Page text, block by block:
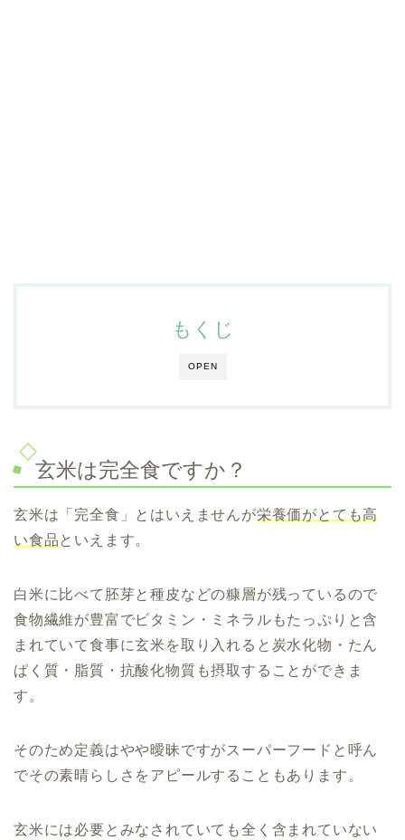
OPEN
もくじ
玄米は完全食ですか？
玄米は「完全食」とはいえませんが栄養価がとても高
い食品といえます。
白米に比べて胚芽と種皮などの糠層が残っているので
食物繊維が豊富でビタミン・ミネラルもたっぷりと含
まれていて食事に玄米を取り入れると炭水化物・たん
ぱく質・脂質・抗酸化物質も摂取することができま
す。
そのため定義はやや曖昧ですがスーパーフードと呼ん
でその素晴らしさをアピールすることもあります。
玄米には必要とみなされていても全く含まれていない